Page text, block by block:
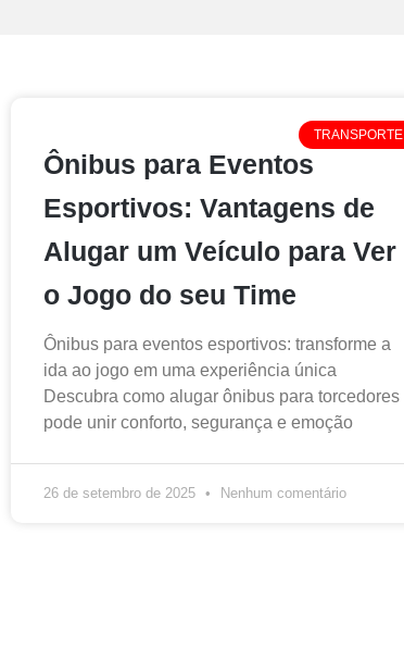
TRANSPORTE
Ônibus para Eventos
Esportivos: Vantagens de
Alugar um Veículo para Ver
o Jogo do seu Time
Ônibus para eventos esportivos: transforme a
ida ao jogo em uma experiência única
Descubra como alugar ônibus para torcedores
pode unir conforto, segurança e emoção
26 de setembro de 2025 Nenhum comentário